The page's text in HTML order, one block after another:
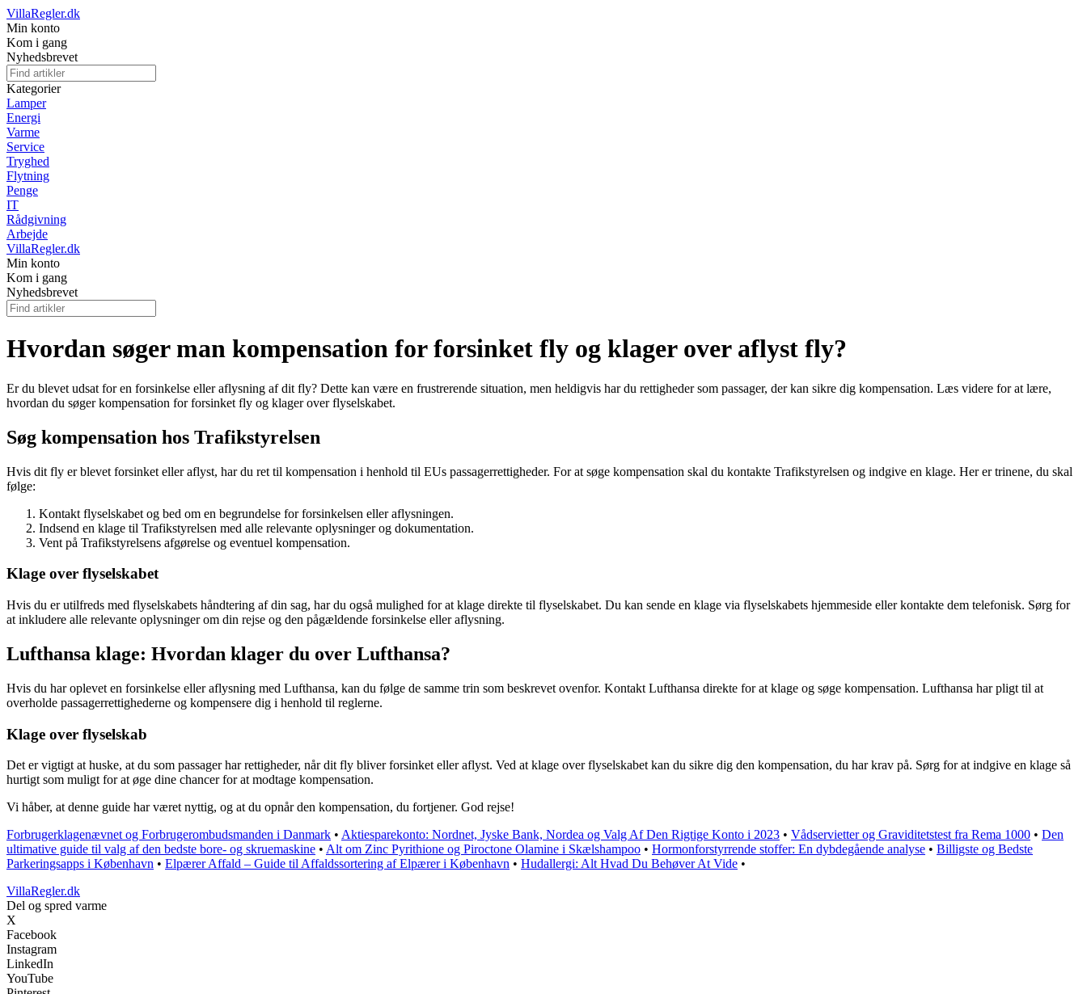
VillaRegler.dk
Min konto
Kom i gang
Nyhedsbrevet
Kategorier
Lamper
Energi
Varme
Service
Tryghed
Flytning
Penge
IT
Rådgivning
Arbejde
VillaRegler.dk
Min konto
Kom i gang
Nyhedsbrevet
Hvordan søger man kompensation for forsinket fly og klager over aflyst fly?
Er du blevet udsat for en forsinkelse eller aflysning af dit fly? Dette kan være en frustrerende situation, men heldigvis har du rettigheder som passager, der kan sikre dig kompensation. Læs videre for at lære,
hvordan du søger kompensation for forsinket fly og klager over flyselskabet.
Søg kompensation hos Trafikstyrelsen
Hvis dit fly er blevet forsinket eller aflyst, har du ret til kompensation i henhold til EUs passagerrettigheder. For at søge kompensation skal du kontakte Trafikstyrelsen og indgive en klage. Her er trinene, du skal
følge:
Kontakt flyselskabet og bed om en begrundelse for forsinkelsen eller aflysningen.
Indsend en klage til Trafikstyrelsen med alle relevante oplysninger og dokumentation.
Vent på Trafikstyrelsens afgørelse og eventuel kompensation.
Klage over flyselskabet
Hvis du er utilfreds med flyselskabets håndtering af din sag, har du også mulighed for at klage direkte til flyselskabet. Du kan sende en klage via flyselskabets hjemmeside eller kontakte dem telefonisk. Sørg for
at inkludere alle relevante oplysninger om din rejse og den pågældende forsinkelse eller aflysning.
Lufthansa klage: Hvordan klager du over Lufthansa?
Hvis du har oplevet en forsinkelse eller aflysning med Lufthansa, kan du følge de samme trin som beskrevet ovenfor. Kontakt Lufthansa direkte for at klage og søge kompensation. Lufthansa har pligt til at
overholde passagerrettighederne og kompensere dig i henhold til reglerne.
Klage over flyselskab
Det er vigtigt at huske, at du som passager har rettigheder, når dit fly bliver forsinket eller aflyst. Ved at klage over flyselskabet kan du sikre dig den kompensation, du har krav på. Sørg for at indgive en klage så
hurtigt som muligt for at øge dine chancer for at modtage kompensation.
Vi håber, at denne guide har været nyttig, og at du opnår den kompensation, du fortjener. God rejse!
Forbrugerklagenævnet og Forbrugerombudsmanden i Danmark • Aktiesparekonto: Nordnet, Jyske Bank, Nordea og Valg Af Den Rigtige Konto i 2023 • Vådservietter og Graviditetstest fra Rema 1000 • Den
ultimative guide til valg af den bedste bore- og skruemaskine • Alt om Zinc Pyrithione og Piroctone Olamine i Skælshampoo • Hormonforstyrrende stoffer: En dybdegående analyse • Billigste og Bedste
Parkeringsapps i København • Elpærer Affald – Guide til Affaldssortering af Elpærer i København • Hudallergi: Alt Hvad Du Behøver At Vide •
VillaRegler.dk
Del og spred varme
X
Facebook
Instagram
LinkedIn
YouTube